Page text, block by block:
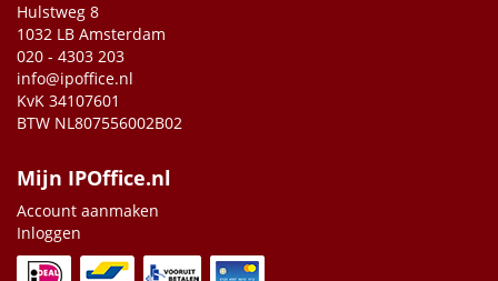
Hulstweg 8
1032 LB Amsterdam
020 - 4303 203
info@ipoffice.nl
KvK 34107601
BTW NL807556002B02
Mijn IPOffice.nl
Account aanmaken
Inloggen